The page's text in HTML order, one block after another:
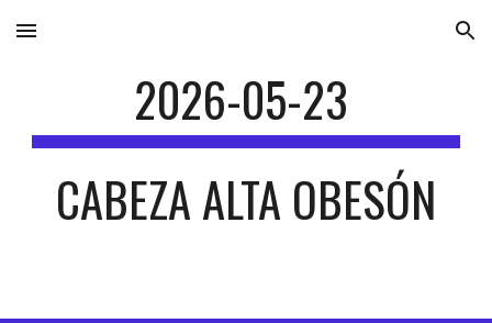
Skip to main content Skip to navigation
2026-05-23
CABEZA ALTA OBESÓN